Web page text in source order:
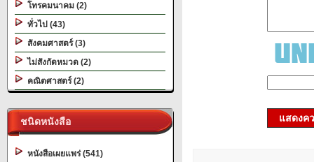
โทรคมนาคม (2)
ทั่วไป (43)
สังคมศาสตร์ (3)
ไม่สังกัดหมวด (2)
คณิตศาสตร์ (2)
ชนิดหนังสือ
หนังสือเผยแพร่ (541)
แสดงค